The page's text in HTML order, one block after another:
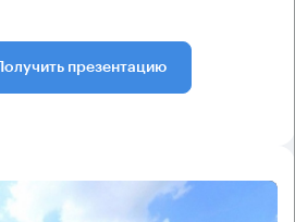
Получить презентацию